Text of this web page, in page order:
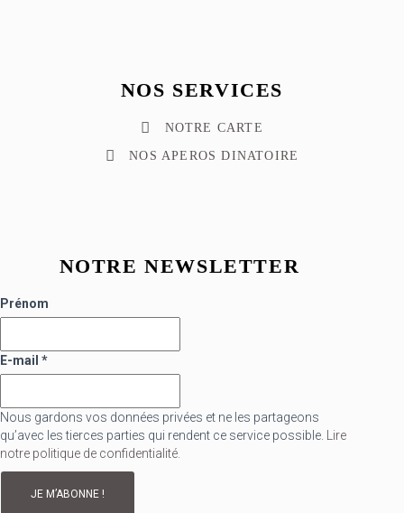
NOS SERVICES
NOTRE CARTE
NOS APEROS DINATOIRE
NOTRE NEWSLETTER
Prénom
E-mail *
Nous gardons vos données privées et ne les partageons
qu’avec les tierces parties qui rendent ce service possible.
Lire
notre politique de confidentialité.